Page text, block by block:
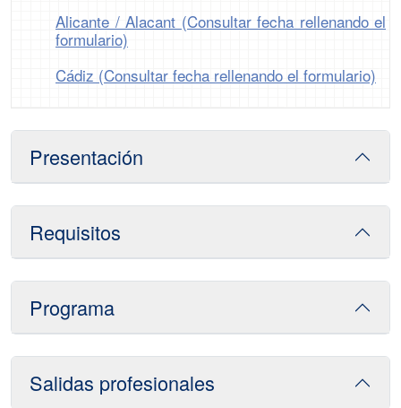
Alicante / Alacant (Consultar fecha rellenando el
formulario)
Cádiz (Consultar fecha rellenando el formulario)
Presentación
Requisitos
Programa
Salidas profesionales